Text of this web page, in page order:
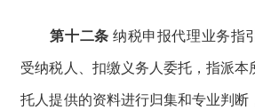
第十二条 纳税申报代理业务指
受纳税人、扣缴义务人委托，指派
托人提供的资料进行归集和专业判断